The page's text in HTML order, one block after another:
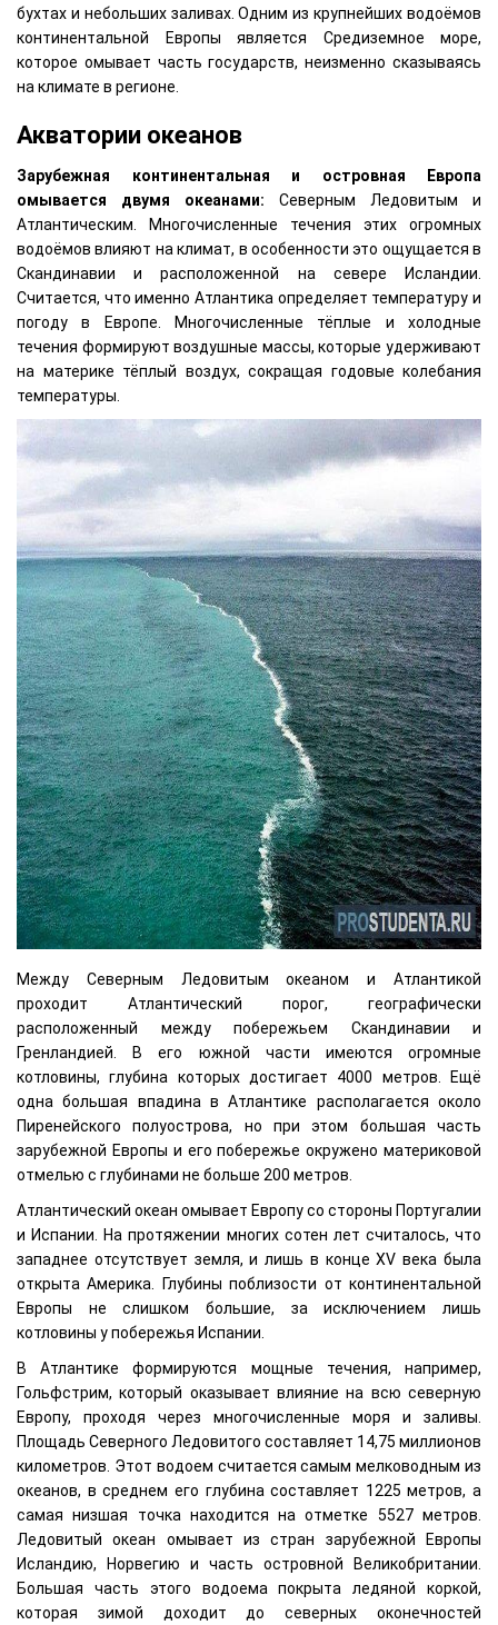
бухтах и небольших заливах. Одним из крупнейших водоёмов
континентальной Европы является Средиземное море,
которое омывает часть государств, неизменно сказываясь
на климате в регионе.
Акватории океанов
Зарубежная континентальная и островная Европа
омывается двумя океанами: Северным Ледовитым и
Атлантическим. Многочисленные течения этих огромных
водоёмов влияют на климат, в особенности это ощущается в
Скандинавии и расположенной на севере Исландии.
Считается, что именно Атлантика определяет температуру и
погоду в Европе. Многочисленные тёплые и холодные
течения формируют воздушные массы, которые удерживают
на материке тёплый воздух, сокращая годовые колебания
температуры.
Между Северным Ледовитым океаном и Атлантикой
проходит Атлантический порог, географически
расположенный между побережьем Скандинавии и
Гренландией. В его южной части имеются огромные
котловины, глубина которых достигает 4000 метров. Ещё
одна большая впадина в Атлантике располагается около
Пиренейского полуострова, но при этом большая часть
зарубежной Европы и его побережье окружено материковой
отмелью с глубинами не больше 200 метров.
Атлантический океан омывает Европу со стороны Португалии
и Испании. На протяжении многих сотен лет считалось, что
западнее отсутствует земля, и лишь в конце XV века была
открыта Америка. Глубины поблизости от континентальной
Европы не слишком большие, за исключением лишь
котловины у побережья Испании.
В Атлантике формируются мощные течения, например,
Гольфстрим, который оказывает влияние на всю северную
Европу, проходя через многочисленные моря и заливы.
Площадь Северного Ледовитого составляет 14,75 миллионов
километров. Этот водоем считается самым мелководным из
океанов, в среднем его глубина составляет 1225 метров, а
самая низшая точка находится на отметке 5527 метров.
Ледовитый океан омывает из стран зарубежной Европы
Исландию, Норвегию и часть островной Великобритании.
Большая часть этого водоема покрыта ледяной коркой,
которая зимой доходит до северных оконечностей